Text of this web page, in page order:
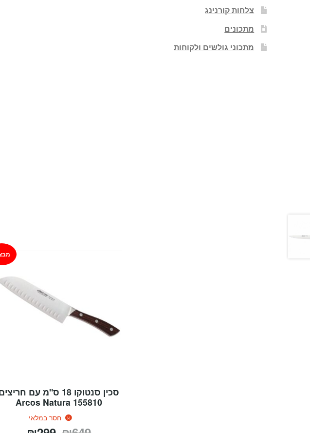
סכין סנטוקו 18 ס"מ עם
155810 Arcos Natura
חסר במלאי
המחיר
צלחות קורנינג
מתכונים
מתכוני גולשים ולקוחות